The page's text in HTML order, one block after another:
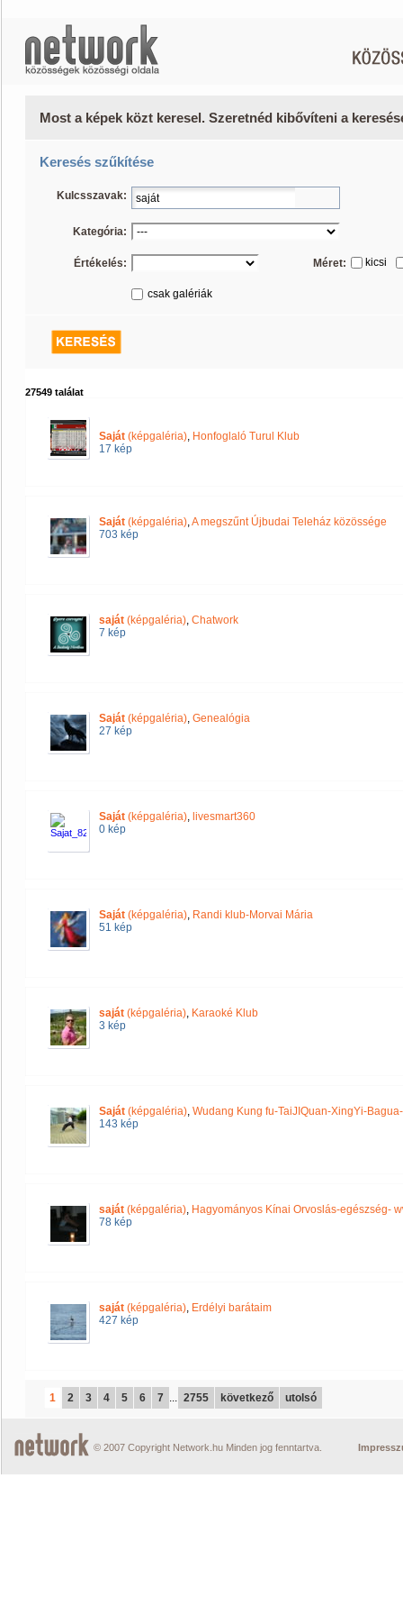
Most a képek közt keresel. Szeretnéd kibővíteni a
Keresés szűkítése
Kulcsszavak:
Kategória:
Értékelés: Méret: kicsi
csak galériák
27549 találat
Saját (képgaléria), Honfoglaló Turul Klub
17 kép
Saját (képgaléria),A megszűnt Újbudai Teleház közössége
703 kép
saját (képgaléria), Chatwork
7 kép
Saját (képgaléria), Genealógia
27 kép
Saját (képgaléria), livesmart360
0 kép
Saját (képgaléria), Randi klub-Morvai Mária
51 kép
saját (képgaléria), Karaoké Klub
3 kép
Saját (képgaléria), Wudang Kung fu-TaiJIQuan-XingYi-
143 kép
saját (képgaléria), Hagyományos Kínai Orvoslás-egészség-
78 kép
saját (képgaléria), Erdélyi barátaim
427 kép
1 2 3 4 5 6 7 ... 2755 következő utolsó
© 2007 Copyright Network.hu Minden jog fenntartva.